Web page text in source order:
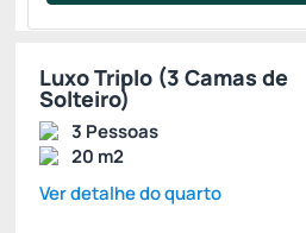
Luxo Triplo (3 Camas de
Solteiro)
3 Pessoas
20 m2
Ver detalhe do quarto